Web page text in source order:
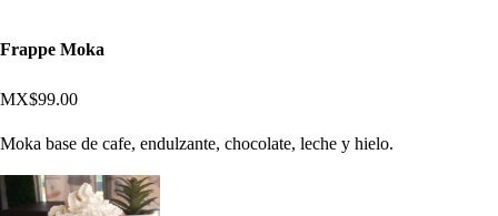
Frappe Moka
MX$99.00
Moka base de cafe, endulzante, chocolate, leche y hielo.